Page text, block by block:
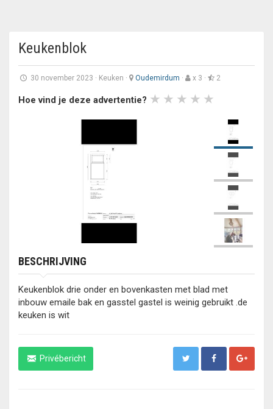
Keukenblok
30 november 2023 · Keuken · Oudemirdum · x 3 · 2
Hoe vind je deze advertentie?
BESCHRIJVING
Keukenblok drie onder en bovenkasten met blad met
inbouw emaile bak en gasstel gastel is weinig gebruikt .de
keuken is wit
Privébericht